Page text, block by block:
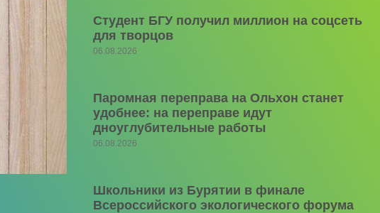
Студент БГУ получил миллион на соцсеть
для творцов
06.08.2026
Паромная переправа на Ольхон станет
удобнее: на переправе идут
дноуглубительные работы
06.08.2026
Школьники из Бурятии в финале
Всероссийского экологического форума